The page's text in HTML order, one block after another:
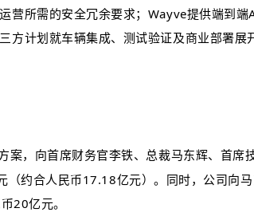
营所需的安全冗余要求；Wayve提供端到
方计划就车辆集成、测试验证及商业部署展
案，向首席财务官李铁、总裁马东辉、首席
约合人民币17.18亿元）。同时，公司
20亿元。